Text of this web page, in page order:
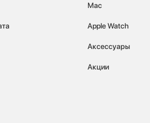
Mac
Apple Watch
Аксессуары
Акции